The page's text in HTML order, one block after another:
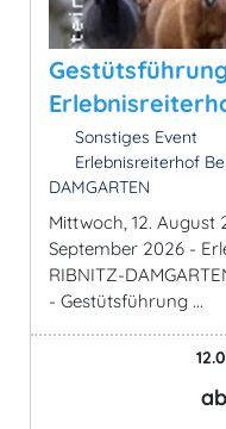
Sonstiges Event
Erlebnisreiterhof
DAMGARTEN
Mittwoch, 12. August
September 2026 -
RIBNITZ-
- Gestütsführung ...
ab